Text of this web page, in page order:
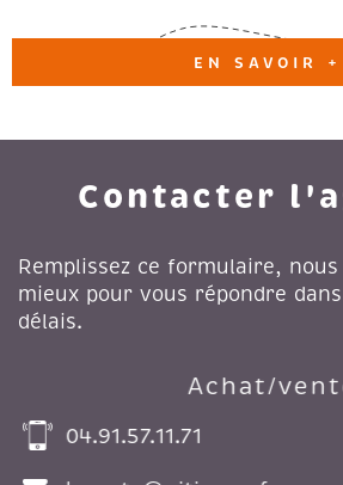
EN SAVOIR +
Contacter
Remplissez ce formulaire,
mieux pour vous répondre
délais.
Achat/
04.91.57.11.71